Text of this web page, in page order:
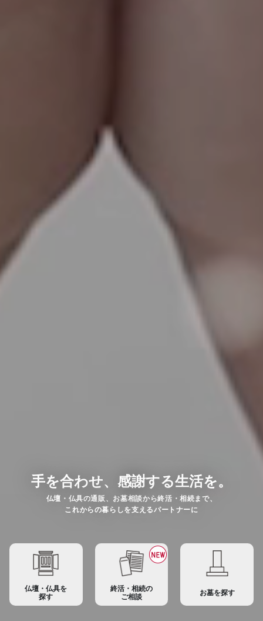
手を合わせ、感謝する生活を。
仏壇・仏具の通販、お墓相談から終活・相続まで、
これからの暮らしを支えるパートナーに
仏壇・仏具を
探す
終活・相続の
ご相談 お墓を探す